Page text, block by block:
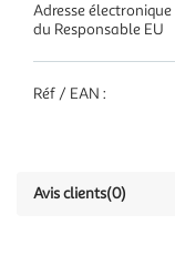
Adresse électronique
du Responsable EU
Réf / EAN :
Avis clients(0)